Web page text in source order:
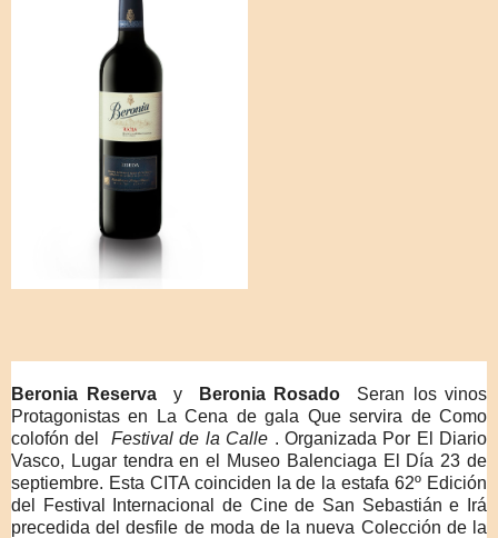
Beronia Reserva y Beronia Rosado Seran los vinos
Protagonistas en La Cena de gala Que servira de Como
colofón delFestival de la Calle . Organizada Por El Diario
Vasco, Lugar tendra en el Museo Balenciaga El Día 23 de
septiembre. Esta CITA coinciden la de la estafa 62º Edición
del Festival Internacional de Cine de San Sebastián e Irá
precedida del desfile de moda de la nueva Colección de la